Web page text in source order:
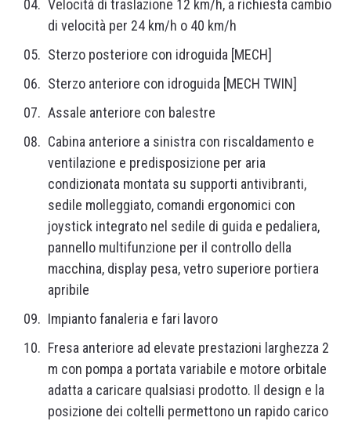
Velocità di traslazione 12 km/h, a richiesta cambio
di velocità per 24 km/h o 40 km/h
Sterzo posteriore con idroguida [MECH]
Sterzo anteriore con idroguida [MECH TWIN]
Assale anteriore con balestre
Cabina anteriore a sinistra con riscaldamento e
ventilazione e predisposizione per aria
condizionata montata su supporti antivibranti,
sedile molleggiato, comandi ergonomici con
joystick integrato nel sedile di guida e pedaliera,
pannello multifunzione per il controllo della
macchina, display pesa, vetro superiore portiera
apribile
Impianto fanaleria e fari lavoro
Fresa anteriore ad elevate prestazioni larghezza 2
m con pompa a portata variabile e motore orbitale
adatta a caricare qualsiasi prodotto. Il design e la
posizione dei coltelli permettono un rapido carico